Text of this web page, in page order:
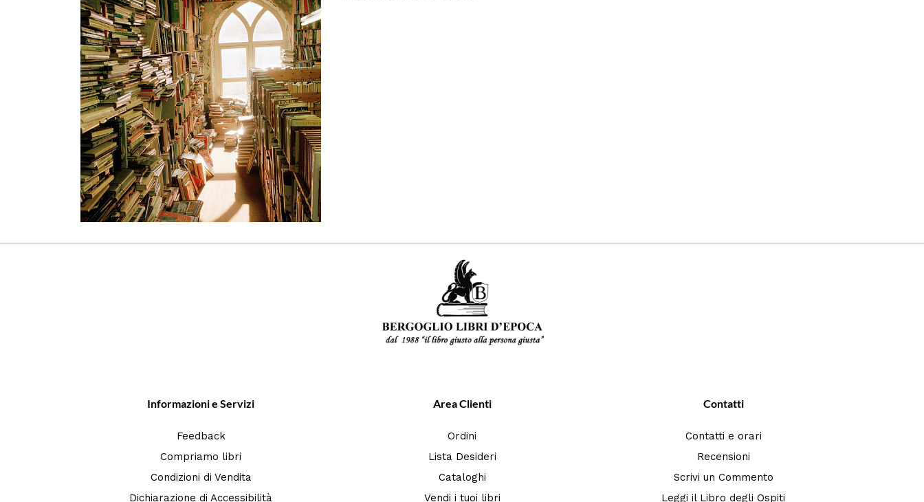
Informazioni e Servizi
Feedback
Compriamo libri
Condizioni di Vendita
Dichiarazione di Accessibilità
Area Clienti
Ordini
Lista Desideri
Cataloghi
Vendi i tuoi libri
Contatti
Contatti e orari
Recensioni
Scrivi un Commento
Leggi il Libro degli Ospiti